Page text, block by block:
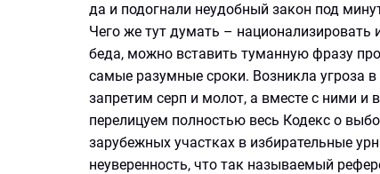
да и подогнали неудобный закон под
Чего же тут думать – национализировать
беда, можно вставить туманную фразу
самые разумные сроки. Возникла угроза
запретим серп и молот, а вместе с ними и
перелицуем полностью весь Кодекс о
зарубежных участках в избирательные
неуверенность, что так называемый